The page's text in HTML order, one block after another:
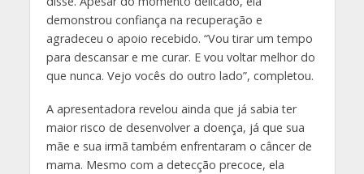
demonstrou confiança na recuperação e
agradeceu o apoio recebido. “Vou tirar um tempo
para descansar e me curar. E vou voltar melhor do
que nunca. Vejo vocês do outro lado”, completou.
A apresentadora revelou ainda que já sabia ter
maior risco de desenvolver a doença, já que sua
mãe e sua irmã também enfrentaram o câncer de
mama. Mesmo com a detecção precoce, ela